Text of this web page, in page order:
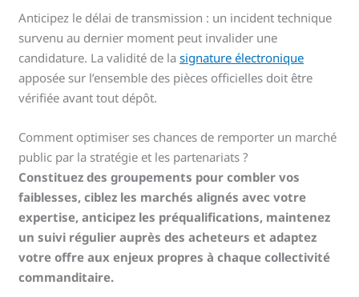
Anticipez le délai de transmission : un incident technique
survenu au dernier moment peut invalider une
candidature. La validité de lasignature électronique
apposée sur l’ensemble des pièces officielles doit être
vérifiée avant tout dépôt.
Comment optimiser ses chances de remporter un marché
public par la stratégie et les partenariats ?
Constituez des groupements pour combler vos
faiblesses, ciblez les marchés alignés avec votre
expertise, anticipez les préqualifications, maintenez
un suivi régulier auprès des acheteurs et adaptez
votre offre aux enjeux propres à chaque collectivité
commanditaire.